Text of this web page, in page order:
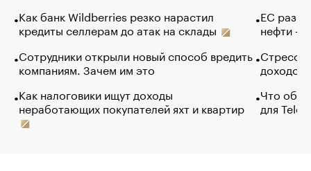
Как банк Wildberries резко нарастил
кредиты селлерам до атак на склады
Сотрудники открыли новый способ вредить
компаниям. Зачем им это
Как налоговики ищут доходы
неработающих покупателей яхт и квартир
ЕС
нефти —
Стресс
доходов
Что
для